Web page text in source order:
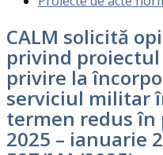
CALM solicită
privind
privire la
serviciul militar
termen redus în
2025 – ianuarie